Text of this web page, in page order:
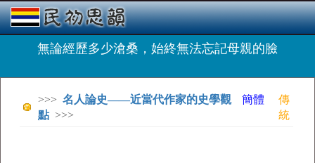
無論經歷多少滄桑，始終無法忘記母親的臉
>>> 名人論史——近當代作家的史學觀
點 >>>
簡體
傳
統